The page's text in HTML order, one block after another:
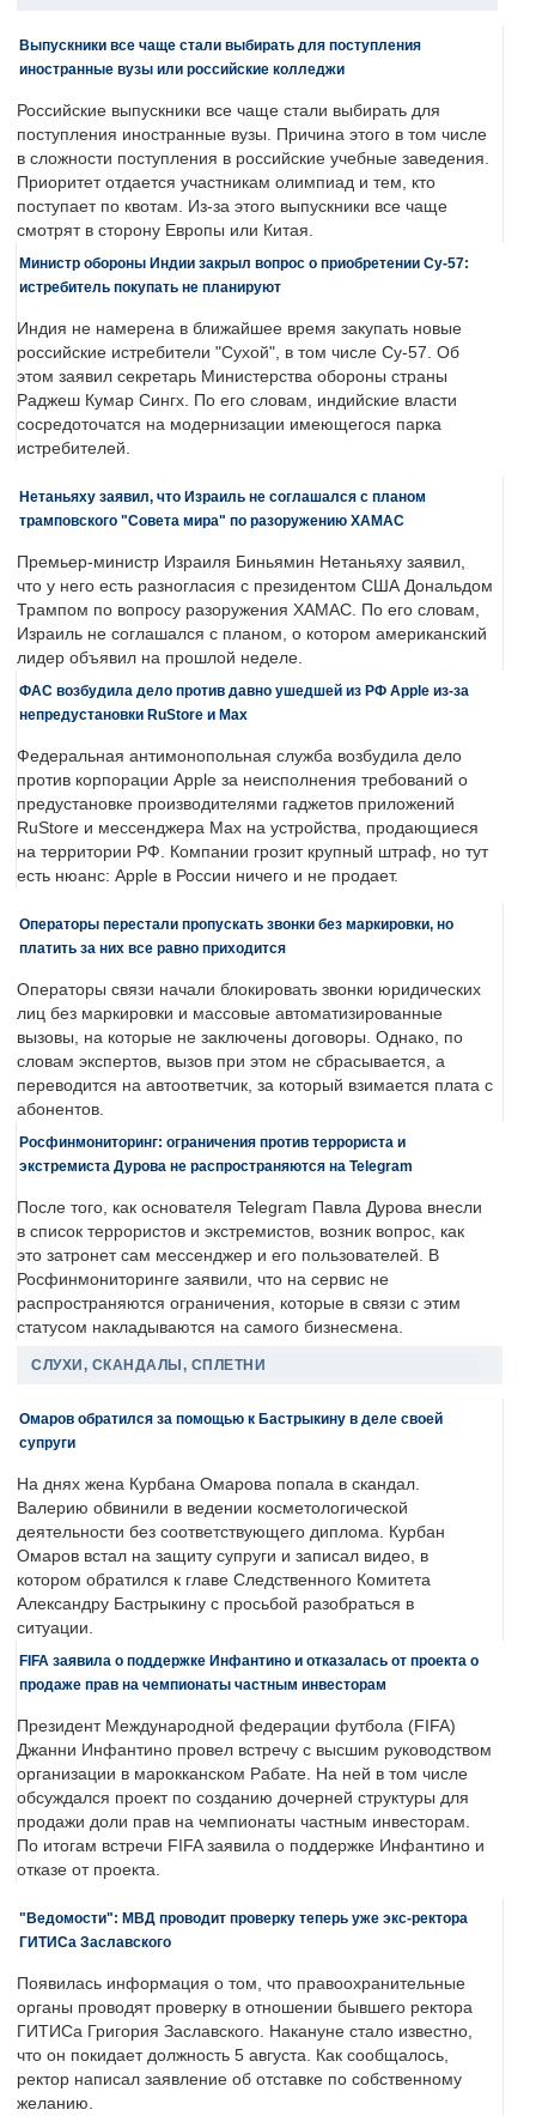
Выпускники все чаще стали выбирать для поступления
иностранные вузы или российские колледжи
Российские выпускники все чаще стали выбирать для
поступления иностранные вузы. Причина этого в том числе
в сложности поступления в российские учебные заведения.
Приоритет отдается участникам олимпиад и тем, кто
поступает по квотам. Из-за этого выпускники все чаще
смотрят в сторону Европы или Китая.
Министр обороны Индии закрыл вопрос о приобретении Су-57:
истребитель покупать не планируют
Индия не намерена в ближайшее время закупать новые
российские истребители "Сухой", в том числе Су-57. Об
этом заявил секретарь Министерства обороны страны
Раджеш Кумар Сингх. По его словам, индийские власти
сосредоточатся на модернизации имеющегося парка
истребителей.
Нетаньяху заявил, что Израиль не соглашался с планом
трамповского "Совета мира" по разоружению ХАМАС
Премьер-министр Израиля Биньямин Нетаньяху заявил,
что у него есть разногласия с президентом США Дональдом
Трампом по вопросу разоружения ХАМАС. По его словам,
Израиль не соглашался с планом, о котором американский
лидер объявил на прошлой неделе.
ФАС возбудила дело против давно ушедшей из РФ Apple из-за
непредустановки RuStore и Max
Федеральная антимонопольная служба возбудила дело
против корпорации Apple за неисполнения требований о
предустановке производителями гаджетов приложений
RuStore и мессенджера Max на устройства, продающиеся
на территории РФ. Компании грозит крупный штраф, но тут
есть нюанс: Apple в России ничего и не продает.
Операторы перестали пропускать звонки без маркировки, но
платить за них все равно приходится
Операторы связи начали блокировать звонки юридических
лиц без маркировки и массовые автоматизированные
вызовы, на которые не заключены договоры. Однако, по
словам экспертов, вызов при этом не сбрасывается, а
переводится на автоответчик, за который взимается плата с
абонентов.
Росфинмониторинг: ограничения против террориста и
экстремиста Дурова не распространяются на Telegram
После того, как основателя Telegram Павла Дурова внесли
в список террористов и экстремистов, возник вопрос, как
это затронет сам мессенджер и его пользователей. В
Росфинмониторинге заявили, что на сервис не
распространяются ограничения, которые в связи с этим
статусом накладываются на самого бизнесмена.
СЛУХИ, СКАНДАЛЫ, СПЛЕТНИ
Омаров обратился за помощью к Бастрыкину в деле своей
супруги
На днях жена Курбана Омарова попала в скандал.
Валерию обвинили в ведении косметологической
деятельности без соответствующего диплома. Курбан
Омаров встал на защиту супруги и записал видео, в
котором обратился к главе Следственного Комитета
Александру Бастрыкину с просьбой разобраться в
ситуации.
FIFA заявила о поддержке Инфантино и отказалась от проекта о
продаже прав на чемпионаты частным инвесторам
Президент Международной федерации футбола (FIFA)
Джанни Инфантино провел встречу с высшим руководством
организации в марокканском Рабате. На ней в том числе
обсуждался проект по созданию дочерней структуры для
продажи доли прав на чемпионаты частным инвесторам.
По итогам встречи FIFA заявила о поддержке Инфантино и
отказе от проекта.
"Ведомости": МВД проводит проверку теперь уже экс-ректора
ГИТИСа Заславского
Появилась информация о том, что правоохранительные
органы проводят проверку в отношении бывшего ректора
ГИТИСа Григория Заславского. Накануне стало известно,
что он покидает должность 5 августа. Как сообщалось,
ректор написал заявление об отставке по собственному
желанию.